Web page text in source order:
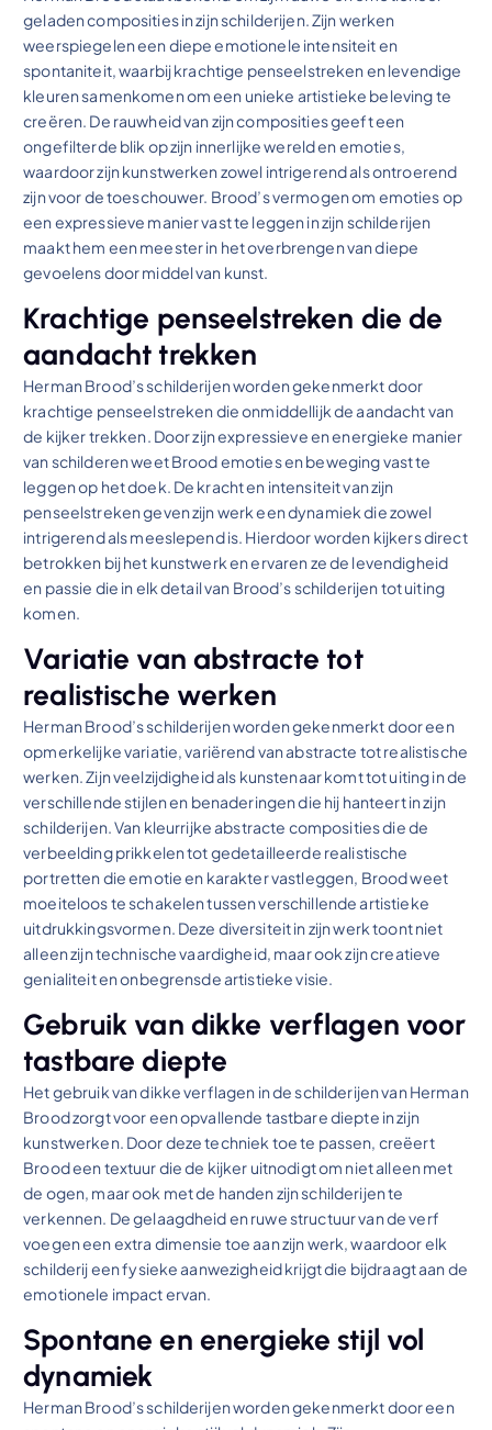
geladen composities in zijn schilderijen. Zijn werken
weerspiegelen een diepe emotionele intensiteit en
spontaniteit, waarbij krachtige penseelstreken en levendige
kleuren samenkomen om een unieke artistieke beleving te
creëren. De rauwheid van zijn composities geeft een
ongefilterde blik op zijn innerlijke wereld en emoties,
waardoor zijn kunstwerken zowel intrigerend als ontroerend
zijn voor de toeschouwer. Brood’s vermogen om emoties op
een expressieve manier vast te leggen in zijn schilderijen
maakt hem een meester in het overbrengen van diepe
gevoelens door middel van kunst.
Krachtige penseelstreken die de
aandacht trekken
Herman Brood’s schilderijen worden gekenmerkt door
krachtige penseelstreken die onmiddellijk de aandacht van
de kijker trekken. Door zijn expressieve en energieke manier
van schilderen weet Brood emoties en beweging vast te
leggen op het doek. De kracht en intensiteit van zijn
penseelstreken geven zijn werk een dynamiek die zowel
intrigerend als meeslepend is. Hierdoor worden kijkers direct
betrokken bij het kunstwerk en ervaren ze de levendigheid
en passie die in elk detail van Brood’s schilderijen tot uiting
komen.
Variatie van abstracte tot
realistische werken
Herman Brood’s schilderijen worden gekenmerkt door een
opmerkelijke variatie, variërend van abstracte tot realistische
werken. Zijn veelzijdigheid als kunstenaar komt tot uiting in de
verschillende stijlen en benaderingen die hij hanteert in zijn
schilderijen. Van kleurrijke abstracte composities die de
verbeelding prikkelen tot gedetailleerde realistische
portretten die emotie en karakter vastleggen, Brood weet
moeiteloos te schakelen tussen verschillende artistieke
uitdrukkingsvormen. Deze diversiteit in zijn werk toont niet
alleen zijn technische vaardigheid, maar ook zijn creatieve
genialiteit en onbegrensde artistieke visie.
Gebruik van dikke verflagen voor
tastbare diepte
Het gebruik van dikke verflagen in de schilderijen van Herman
Brood zorgt voor een opvallende tastbare diepte in zijn
kunstwerken. Door deze techniek toe te passen, creëert
Brood een textuur die de kijker uitnodigt om niet alleen met
de ogen, maar ook met de handen zijn schilderijen te
verkennen. De gelaagdheid en ruwe structuur van de verf
voegen een extra dimensie toe aan zijn werk, waardoor elk
schilderij een fysieke aanwezigheid krijgt die bijdraagt aan de
emotionele impact ervan.
Spontane en energieke stijl vol
dynamiek
Herman Brood’s schilderijen worden gekenmerkt door een